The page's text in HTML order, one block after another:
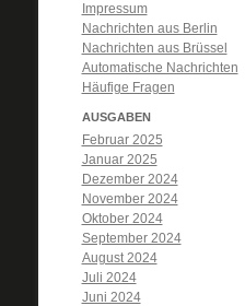
Impressum
Nachrichten aus Berlin
Nachrichten aus Brüssel
Automatische Nachrichten
Häufige Fragen
AUSGABEN
Februar 2025
Januar 2025
Dezember 2024
November 2024
Oktober 2024
September 2024
August 2024
Juli 2024
Juni 2024